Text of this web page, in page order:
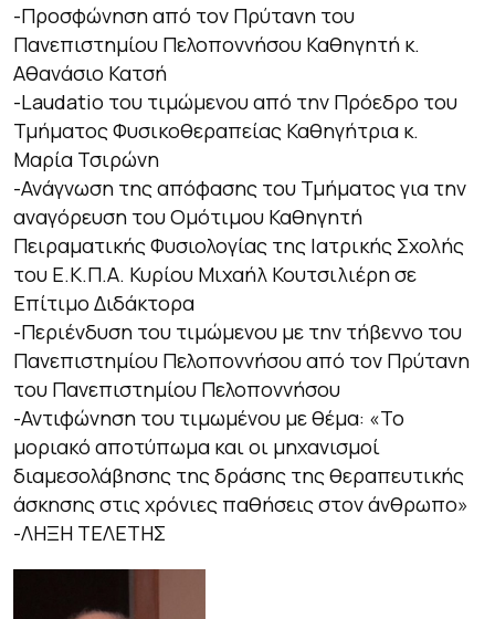
-Προσφώνηση από τον Πρύτανη του
Πανεπιστημίου Πελοποννήσου Καθηγητή κ.
Αθανάσιο Κατσή
-Laudatio του τιμώμενου από την Πρόεδρο του
Τμήματος Φυσικοθεραπείας Καθηγήτρια κ.
Μαρία Τσιρώνη
-Ανάγνωση της απόφασης του Τμήματος για την
αναγόρευση του Ομότιμου Καθηγητή
Πειραματικής Φυσιολογίας της Ιατρικής Σχολής
του Ε.Κ.Π.Α. Κυρίου Μιχαήλ Κουτσιλιέρη σε
Επίτιμο Διδάκτορα
-Περιένδυση του τιμώμενου με την τήβεννο του
Πανεπιστημίου Πελοποννήσου από τον Πρύτανη
του Πανεπιστημίου Πελοποννήσου
-Αντιφώνηση του τιμωμένου με θέμα: «Το
μοριακό αποτύπωμα και οι μηχανισμοί
διαμεσολάβησης της δράσης της θεραπευτικής
άσκησης στις χρόνιες παθήσεις στον άνθρωπο»
-ΛΗΞΗ ΤΕΛΕΤΗΣ